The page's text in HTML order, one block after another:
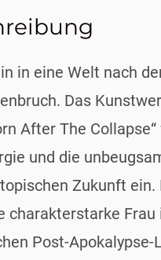
in eine Welt nach
Das
After The
und die
Zukunft ein.
charakterstarke Frau
Post-Apokalypse-